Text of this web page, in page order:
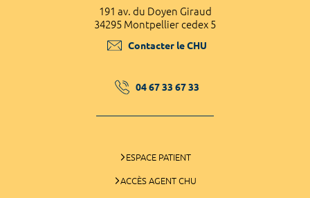
191 av. du Doyen Giraud
34295 Montpellier cedex 5
Contacter le CHU
04 67 33 67 33
ESPACE PATIENT
ACCÈS AGENT CHU